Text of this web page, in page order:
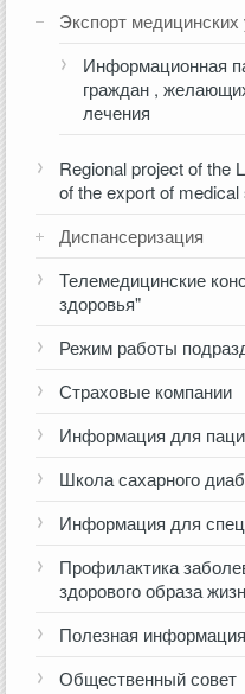
Экспорт медицинских
Информационная
граждан ,
лечения
Regional project of the
of the export of medical
Диспансеризация
Телемедицинские
здоровья"
Режим работы
Страховые компании
Информация для
Школа сахарного
Информация для
Профилактика
здорового образа
Полезная информация
Общественный совет